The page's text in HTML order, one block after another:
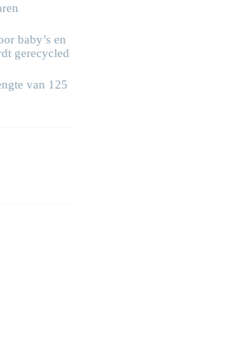
baby’s en
gerecycled
van 125